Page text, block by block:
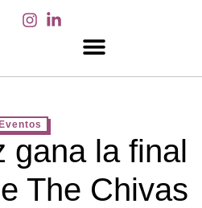
Eventos
gana la final
The Chivas